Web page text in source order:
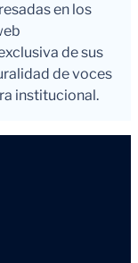
en los
de sus
de voces
institucional.